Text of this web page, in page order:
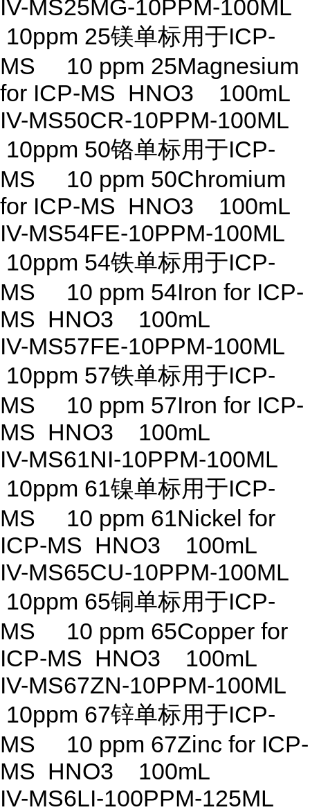
IV-MS25MG-10PPM-100ML
10ppm 25镁单标用于ICP-
MS 10 ppm 25Magnesium
for ICP-MS HNO3 100mL
IV-MS50CR-10PPM-100ML
10ppm 50铬单标用于ICP-
MS 10 ppm 50Chromium
for ICP-MS HNO3 100mL
IV-MS54FE-10PPM-100ML
10ppm 54铁单标用于ICP-
MS 10 ppm 54Iron for ICP-
MS HNO3 100mL
IV-MS57FE-10PPM-100ML
10ppm 57铁单标用于ICP-
MS 10 ppm 57Iron for ICP-
MS HNO3 100mL
IV-MS61NI-10PPM-100ML
10ppm 61镍单标用于ICP-
MS 10 ppm 61Nickel for
ICP-MS HNO3 100mL
IV-MS65CU-10PPM-100ML
10ppm 65铜单标用于ICP-
MS 10 ppm 65Copper for
ICP-MS HNO3 100mL
IV-MS67ZN-10PPM-100ML
10ppm 67锌单标用于ICP-
MS 10 ppm 67Zinc for ICP-
MS HNO3 100mL
IV-MS6LI-100PPM-125ML